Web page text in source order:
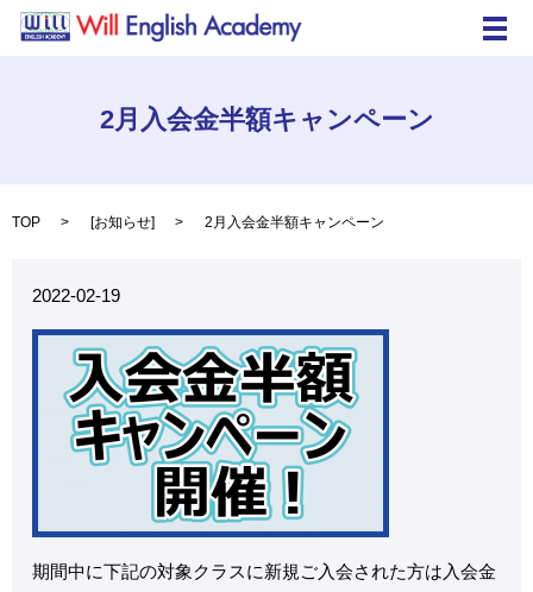
メ
2月入会金半額キャンペーン
TOP [お知らせ] 2月入会金半額キャンペーン
2022-02-19
期間中に下記の対象クラスに新規ご入会された方は入会金